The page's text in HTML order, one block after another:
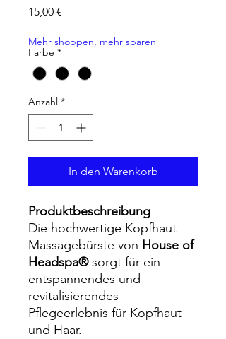
15,00 €
Mehr shoppen, mehr sparen
Farbe *
Anzahl *
In den Warenkorb
Produktbeschreibung
Die hochwertige Kopfhaut
Massagebürste von House of
Headspa®sorgt für ein
entspannendes und
revitalisierendes
Pflegeerlebnis für Kopfhaut
und Haar.